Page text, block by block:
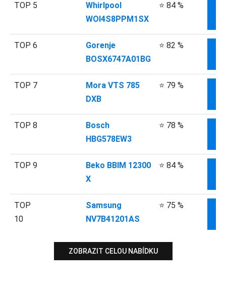
TOP 5
Whirlpool
WOI4S8PPM1SX
⭐ 84 %
TOP 6
Gorenje
BOSX6747A01BG
⭐ 82 %
TOP 7
Mora VTS 785
DXB
⭐ 79 %
TOP 8
Bosch
HBG578EW3
⭐ 78 %
TOP 9
Beko BBIM 12300
X
⭐ 84 %
TOP
10
Samsung
NV7B41201AS
⭐ 75 %
ZOBRAZIT CELOU NABÍDKU